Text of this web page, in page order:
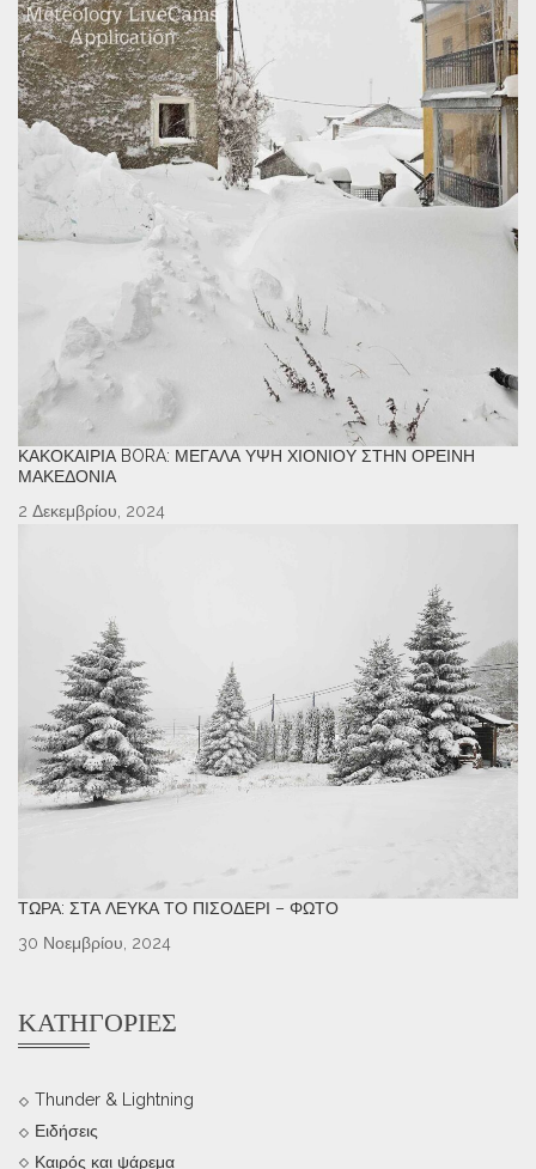
ΚΑΚΟΚΑΙΡΊΑ BORA: ΜΕΓΆΛΑ ΎΨΗ ΧΙΟΝΙΟΎ ΣΤΗΝ ΟΡΕΙΝΉ
ΜΑΚΕΔΟΝΊΑ
2 Δεκεμβρίου, 2024
ΤΏΡΑ: ΣΤΑ ΛΕΥΚΆ ΤΟ ΠΙΣΟΔΈΡΙ – ΦΩΤΌ
30 Νοεμβρίου, 2024
ΚΑΤΗΓΟΡΊΕΣ
Thunder & Lightning
Ειδήσεις
Καιρός και ψάρεμα